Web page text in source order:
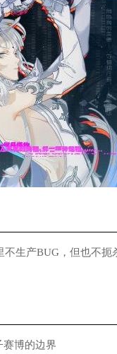
生产BUG，但也不
赛博的边界